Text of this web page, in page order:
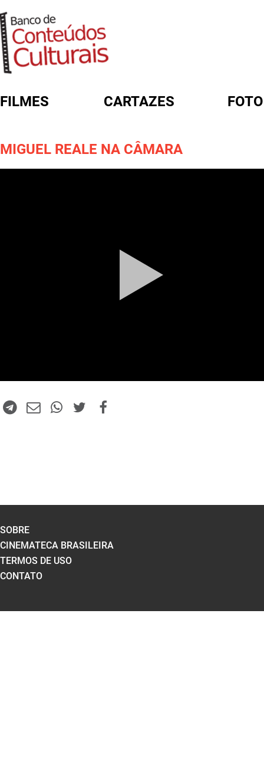
FILMES CARTAZES
MIGUEL REALE NA CÂMARA
FORMULÁRIO DE BUSCA
SOBRE
CINEMATECA BRASILEIRA
TERMOS DE USO
CONTATO